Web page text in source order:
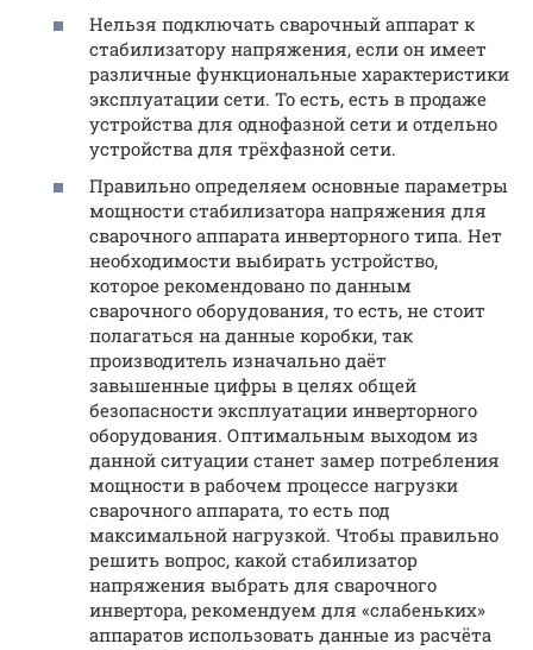
Нельзя подключать сварочный аппарат к
стабилизатору напряжения, если он имеет
различные функциональные характеристики
эксплуатации сети. То есть, есть в продаже
устройства для однофазной сети и отдельно
устройства для трёхфазной сети.
Правильно определяем основные параметры
мощности стабилизатора напряжения для
сварочного аппарата инверторного типа. Нет
необходимости выбирать устройство,
которое рекомендовано по данным
сварочного оборудования, то есть, не стоит
полагаться на данные коробки, так
производитель изначально даёт
завышенные цифры в целях общей
безопасности эксплуатации инверторного
оборудования. Оптимальным выходом из
данной ситуации станет замер потребления
мощности в рабочем процессе нагрузки
сварочного аппарата, то есть под
максимальной нагрузкой. Чтобы правильно
решить вопрос, какой стабилизатор
напряжения выбрать для сварочного
инвертора, рекомендуем для «слабеньких»
аппаратов использовать данные из расчёта